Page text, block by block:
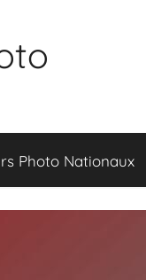
Photo Nationaux